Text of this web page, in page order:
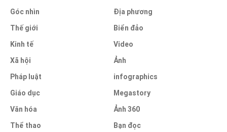
Góc nhìn
Thế giới
Kinh tế
Xã hội
Pháp luật
Giáo dục
Văn hóa
Thể thao
Địa phương
Biển đảo
Video
Ảnh
infographics
Megastory
Ảnh 360
Bạn đọc